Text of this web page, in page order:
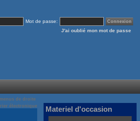
Mot de passe:
J'ai oublié mon mot de passe
de droite
électronique
Materiel d'occasion